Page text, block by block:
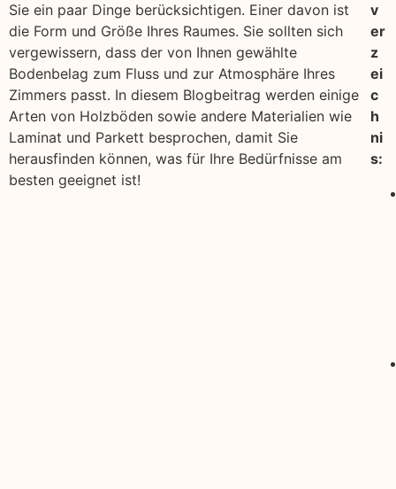
Sie ein paar Dinge berücksichtigen. Einer davon ist
die Form und Größe Ihres Raumes. Sie sollten sich
vergewissern, dass der von Ihnen gewählte
Bodenbelag zum Fluss und zur Atmosphäre Ihres
Zimmers passt. In diesem Blogbeitrag werden einige
Arten von Holzböden sowie andere Materialien wie
Laminat und Parkett besprochen, damit Sie
herausfinden können, was für Ihre Bedürfnisse am
besten geeignet ist!
v
er
z
ei
c
h
ni
s: